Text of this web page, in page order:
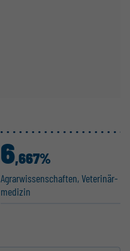
Agrar­wis­sen­schaften, Veteri­när­
m­e­dizin
6,667%